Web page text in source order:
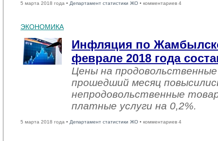
5 марта 2018 года • Департамент статистики ЖО • комментариев 4
ЭКОНОМИКА
Инфляция по
феврале 2018 года
Цены на
прошедший месяц
непродовольственные
платные услуги на 0,2%.
5 марта 2018 года • Департамент статистики ЖО • комментариев 4